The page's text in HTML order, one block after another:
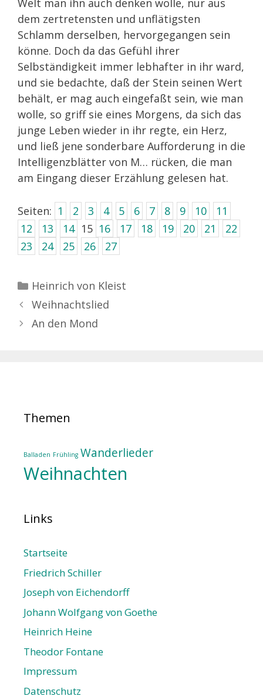
Welt man ihn auch denken wolle, nur aus
dem zertretensten und unflätigsten
Schlamm derselben, hervorgegangen sein
könne. Doch da das Gefühl ihrer
Selbständigkeit immer lebhafter in ihr ward,
und sie bedachte, daß der Stein seinen Wert
behält, er mag auch eingefaßt sein, wie man
wolle, so griff sie eines Morgens, da sich das
junge Leben wieder in ihr regte, ein Herz,
und ließ jene sonderbare Aufforderung in die
Intelligenzblätter von M… rücken, die man
am Eingang dieser Erzählung gelesen hat.
Seiten: 1 2 3 4 5 6 7 8 9 10
11
12
13 14 15 16 17 18 19 20 21
22
23
24 25 26 27
Kategorien
Heinrich von Kleist
Weihnachtslied
An den Mond
Themen
Balladen Frühling Wanderlieder
Weihnachten
Links
Startseite
Friedrich Schiller
Joseph von Eichendorff
Johann Wolfgang von Goethe
Heinrich Heine
Theodor Fontane
Impressum
Datenschutz­